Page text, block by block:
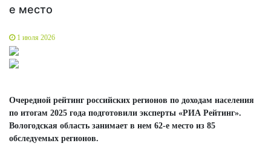
е место
1 июля 2026
Очередной рейтинг российских регионов по доходам населения
по итогам 2025 года подготовили эксперты «РИА Рейтинг».
Вологодская область занимает в нем 62-е место из 85
обследуемых регионов.